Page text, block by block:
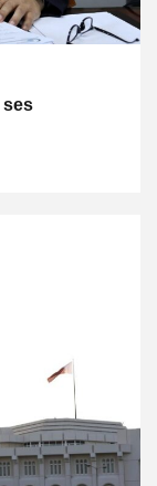
ses